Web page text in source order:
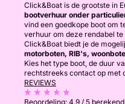
Click&Boat is de grootste in
bootverhuur onder
vind een goedkope boot om
verhuur om deze rendabel te
Click&Boat biedt je de
motorboten, RIB's,
Kies het type boot, de duur
rechtstreeks contact op met
REVIEWS
Beoordeling: 4.9 / 5